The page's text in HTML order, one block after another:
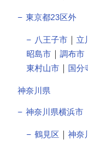
東京都23区外
八王子市 ｜ 立
昭島市 ｜ 調布市
東村山市 ｜ 国分
神奈川県
神奈川県横浜市
鶴見区 ｜ 神奈